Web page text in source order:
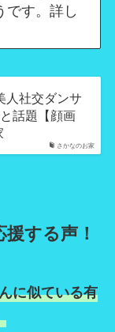
です。詳し
さかなのお家
人社交ダンサ
話題【顔画
する声！
に似ている有